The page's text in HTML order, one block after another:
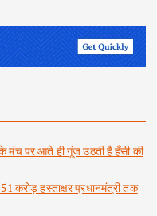
मंच पर आते ही गूंज उठती है हँसी की
करोड़ हस्ताक्षर प्रधानमंत्री तक